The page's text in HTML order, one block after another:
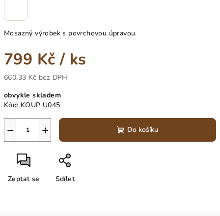
Mosazný výrobek s povrchovou úpravou.
799 Kč/ ks
660,33 Kč bez DPH
cena:
obvykle skladem
Kód: KOUP U045
+
− Do košíku
Zeptat se Sdílet